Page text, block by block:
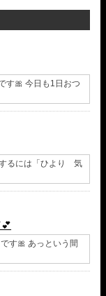
す🎀 今日も1日おつ
るには「ひより 気
す🎀 あっという間